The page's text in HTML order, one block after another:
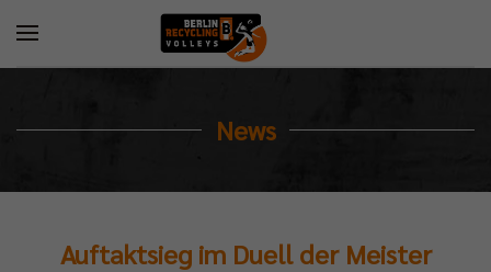
News
Auftaktsieg im Duell der Meister